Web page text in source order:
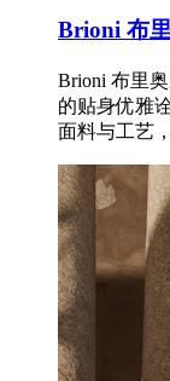
Brioni 布
Brioni 布里
的贴身优雅
面料与工艺